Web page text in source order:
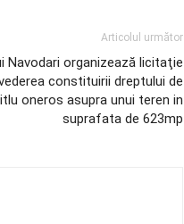
Articolul următor
Navodari organizează licitaţie
constituirii dreptului de
oneros asupra unui teren in
suprafata de 623mp